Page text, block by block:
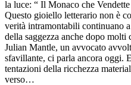
la luce: “ Il Monaco che
Questo gioiello letterario non è
verità intramontabili continuano
della saggezza anche dopo
Julian Mantle, un avvocato
sfavillante, ci parla ancora oggi.
tentazioni della ricchezza
verso…